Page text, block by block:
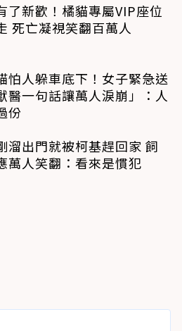
了新歡！橘貓專屬VIP座位
死亡凝視笑翻百萬人
怕人躲車底下！女子緊急送
醫一句話讓萬人淚崩」：人
份
溜出門就被柯基趕回家 飼
萬人笑翻：看來是慣犯